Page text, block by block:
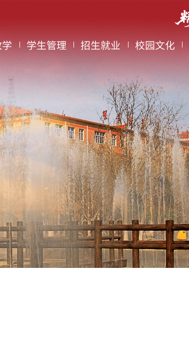
学生管理 招生就业 校园文化